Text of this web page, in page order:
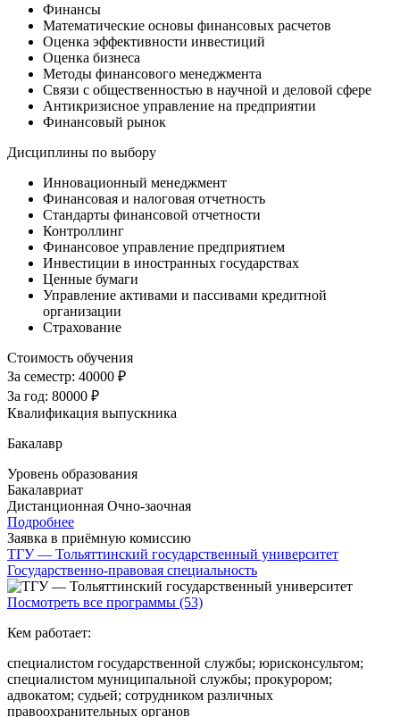
Финансы
Математические основы финансовых расчетов
Оценка эффективности инвестиций
Оценка бизнеса
Методы финансового менеджмента
Связи с общественностью в научной и деловой сфере
Антикризисное управление на предприятии
Финансовый рынок
Дисциплины по выбору
Инновационный менеджмент
Финансовая и налоговая отчетность
Стандарты финансовой отчетности
Контроллинг
Финансовое управление предприятием
Инвестиции в иностранных государствах
Ценные бумаги
Управление активами и пассивами кредитной
организации
Страхование
Стоимость обучения
За семестр: 40000 ₽
За год: 80000 ₽
Квалификация выпускника
Бакалавр
Уровень образования
Бакалавриат
Дистанционная Очно-заочная
Подробнее
Заявка в приёмную комиссию
ТГУ — Тольяттинский государственный университет
Государственно-правовая специальность
Посмотреть все программы (53)
Кем работает:
специалистом государственной службы; юрисконсультом;
специалистом муниципальной службы; прокурором;
адвокатом; судьей; сотрудником различных
правоохранительных органов